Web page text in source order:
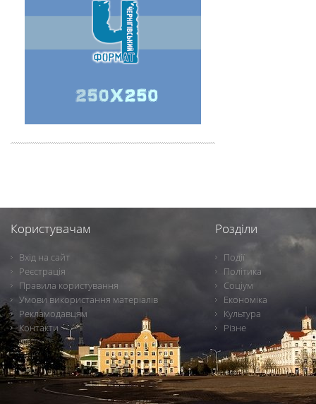
Користувачам
Вхід на сайт
Реєстрація
Правила користування
Умови використання матеріалів
Рекламодавцям
Контакти
Розділи
Події
Політика
Соціум
Економіка
Культура
Різне